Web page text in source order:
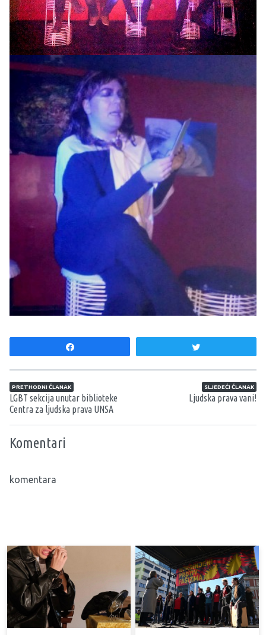
Navigacija članaka
PRETHODNI ČLANAK
LGBT sekcija unutar biblioteke
Centra za ljudska prava UNSA
SLJEDEĆI ČLANAK
Ljudska prava vani!
Komentari
komentara